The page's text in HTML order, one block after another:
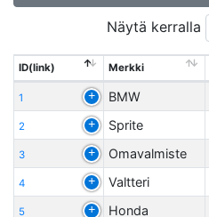
Näytä kerralla
ID(link) Merkki
1 BMW
2 Sprite
3 Omavalmiste
4 Valtteri
5 Honda